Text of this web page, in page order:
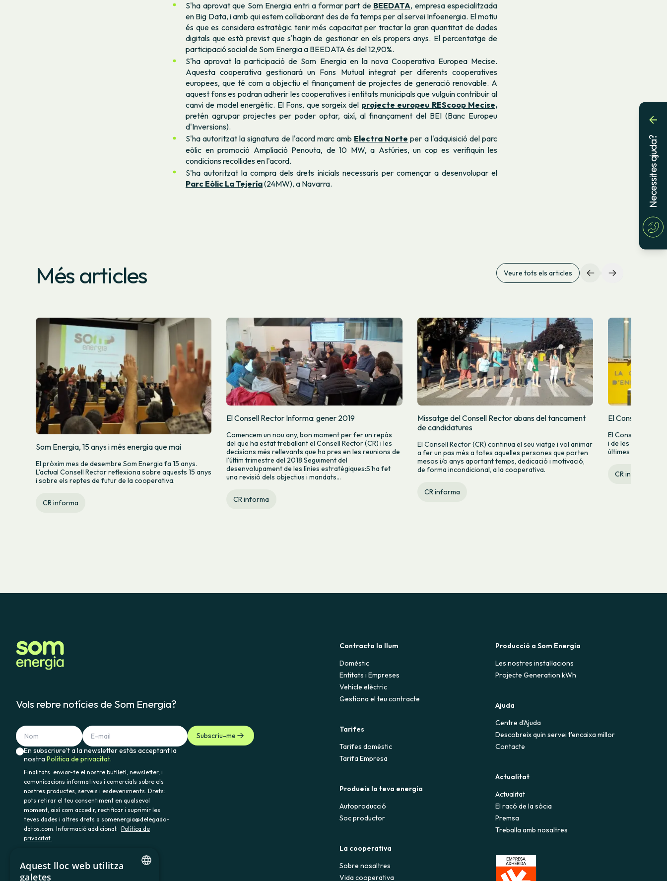
S'ha aprovat que Som Energia entri a formar part de BEEDATA, empresa especialitzada
en Big Data, i amb qui estem col·laborant des de fa temps per al servei Infoenergia. El motiu
és que es considera estratègic tenir més capacitat per tractar la gran quantitat de dades
digitals que està previst que s'hagin de gestionar en els propers anys. El percentatge de
participació social de Som Energia a BEEDATA és del 12,90%.
S'ha aprovat la participació de Som Energia en la nova Cooperativa Europea Mecise.
Aquesta cooperativa gestionarà un Fons Mutual integrat per diferents cooperatives
europees, que té com a objectiu el finançament de projectes de generació renovable. A
aquest fons es podran adherir les cooperatives i entitats municipals que vulguin contribuir al
canvi de model energètic. El Fons, que sorgeix del projecte europeu REScoop Mecise,
pretén agrupar projectes per poder optar, així, al finançament del BEI (Banc Europeu
d'Inversions).
S'ha autoritzat la signatura de l'acord marc amb Electra Norte per a l'adquisició del parc
eòlic en promoció Ampliació Penouta, de 10 MW, a Astúries, un cop es verifiquin les
condicions recollides en l'acord.
S'ha autoritzat la compra dels drets inicials necessaris per començar a desenvolupar el
Parc Eòlic La Tejería(24MW), a Navarra.
Més articles Veure tots els articles
Som Energia, 15 anys i més energia que mai
El pròxim mes de desembre Som Energia fa 15 anys.
L'actual Consell Rector reflexiona sobre aquests 15 anys
i sobre els reptes de futur de la cooperativa.
CR informa
El Consell Rector Informa: gener 2019
Comencem un nou any, bon moment per fer un repàs
del que ha estat treballant el Consell Rector (CR) i les
decisions més rellevants que ha pres en les reunions de
l'últim trimestre del 2018:Seguiment del
desenvolupament de les línies estratègiques:S'ha fet
una revisió dels objectius i mandats...
CR informa
Missatge del Consell Rector abans del tancament
de candidatures
El Consell Rector (CR) continua el seu viatge i vol animar
a fer un pas més a totes aquelles persones que porten
mesos i/o anys aportant temps, dedicació i motivació,
de forma incondicional, a la cooperativa.
CR informa
El Consell
El Consell Rector
i de les decisions
últimes reunions.
CR informa
Vols rebre notícies de Som Energia?
Subscriu-me
En subscriure't a la newsletter estàs acceptant la
nostraPolítica de privacitat.
Finalitats: enviar-te el nostre butlletí, newsletter, i
comunicacions informatives i comercials sobre els
nostres productes, serveis i esdeveniments. Drets:
pots retirar el teu consentiment en qualsevol
moment, així com accedir, rectificar i suprimir les
teves dades i altres drets a somenergia@delegado-
datos.com. Informació addicional: Política de
privacitat.
Contracta la llum
Domèstic
Entitats i Empreses
Vehicle elèctric
Gestiona el teu contracte
Tarifes
Tarifes domèstic
Tarifa Empresa
Produeix la teva energia
Autoproducció
Soc productor
La cooperativa
Sobre nosaltres
Vida cooperativa
Producció a Som Energia
Les nostres instal·lacions
Projecte Generation kWh
Ajuda
Centre d'Ajuda
Descobreix quin servei t'encaixa millor
Contacte
Actualitat
Actualitat
El racó de la sòcia
Premsa
Treballa amb nosaltres
Necessites ajuda?
Aquest lloc web utilitza
galetes